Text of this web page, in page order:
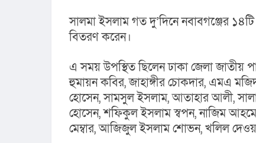
সালমা ইসলাম গত দু’দিনে নবাবগঞ্জের
বিতরণ করেন।
এ সময় উপস্থিত ছিলেন ঢাকা জেলা জাতীয়
হুমায়ন কবির, জাহাঙ্গীর চোকদার, এমএ
হোসেন, সামসুল ইসলাম, আতাহার আলী,
হোসেন, শফিকুল ইসলাম স্বপন, নাজিম
মেম্বার, আজিজুল ইসলাম শোভন, খলিল